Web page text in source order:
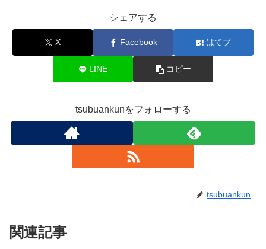
シェアする
X Facebook はてブ
LINE コピー
tsubuankunをフォローする
tsubuankun
関連記事